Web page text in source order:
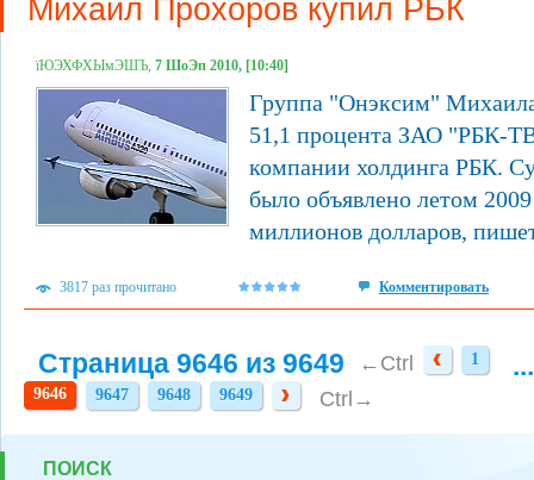
Михаил Прохоров купил РБК
їЮЭХФХЫмЭШЪ, 7 ШоЭп 2010, [10:40]
Группа "Онэксим"
51,1 процента ЗАО "РБК-
компании холдинга РБК.
было объявлено летом 2009
миллионов долларов,
3817 раз прочитано Комментировать
Страница 9646 из 9649 ←Ctrl 1
1 ...
9646 9647
9647 9648
9648 9649
9649 Ctrl→
ПОИСК